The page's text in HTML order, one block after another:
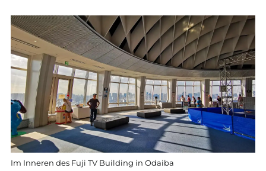
Im Inneren des Fuji TV Building in Odaiba